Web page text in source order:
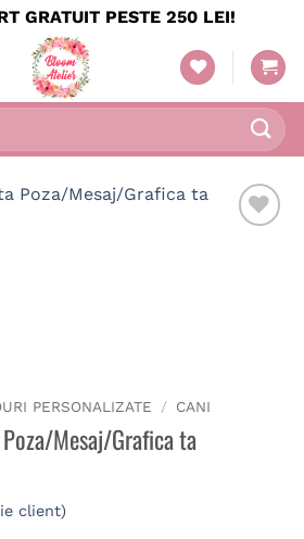
GRATUIT PESTE 250 LEI!
PERSONALIZATE / CANI
Mesaj/Grafica ta
client)